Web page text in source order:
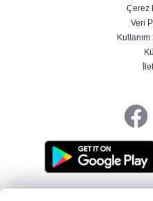
Bakan
düzenleme
Çerez
Veri